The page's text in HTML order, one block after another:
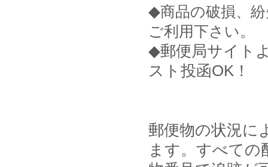
◆商品の破損、
ご利用下さい。
◆郵便局サイト
スト投函OK！
郵便物の状況に
ます。すべての